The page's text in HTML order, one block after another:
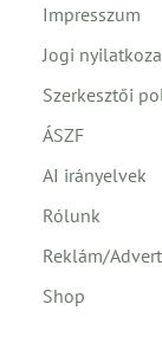
Impresszum
Jogi
Szerkesztői
ÁSZF
AI irányelvek
Rólunk
Reklám/
Shop